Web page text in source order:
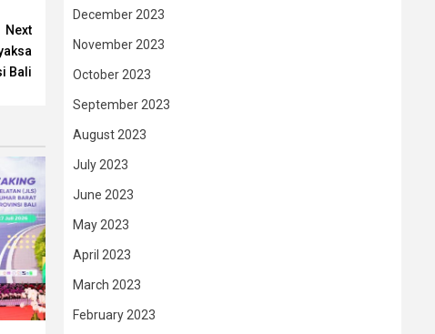
Next
Bali
December 2023
November 2023
October 2023
September 2023
August 2023
July 2023
June 2023
May 2023
April 2023
March 2023
February 2023